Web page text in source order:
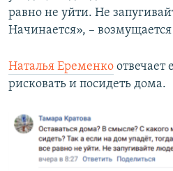
равно не уйти. Не
Начинается», – возмущается
Наталья Еременко отвечает
рисковать и посидеть дома.